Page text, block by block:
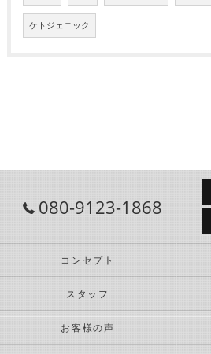
ケトジェニック
080-9123-1868
コンセプト
スタッフ
お客様の声